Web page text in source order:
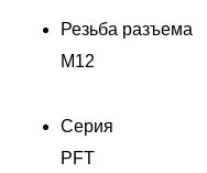
Резьба разъема
M12
Серия
PFT